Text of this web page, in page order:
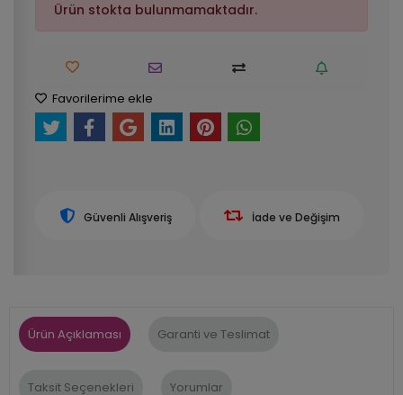
Ürün stokta bulunmamaktadır.
Favorilerime ekle
Güvenli Alışveriş İade ve Değişim
Ürün Açıklaması Garanti ve Teslimat
Taksit Seçenekleri Yorumlar